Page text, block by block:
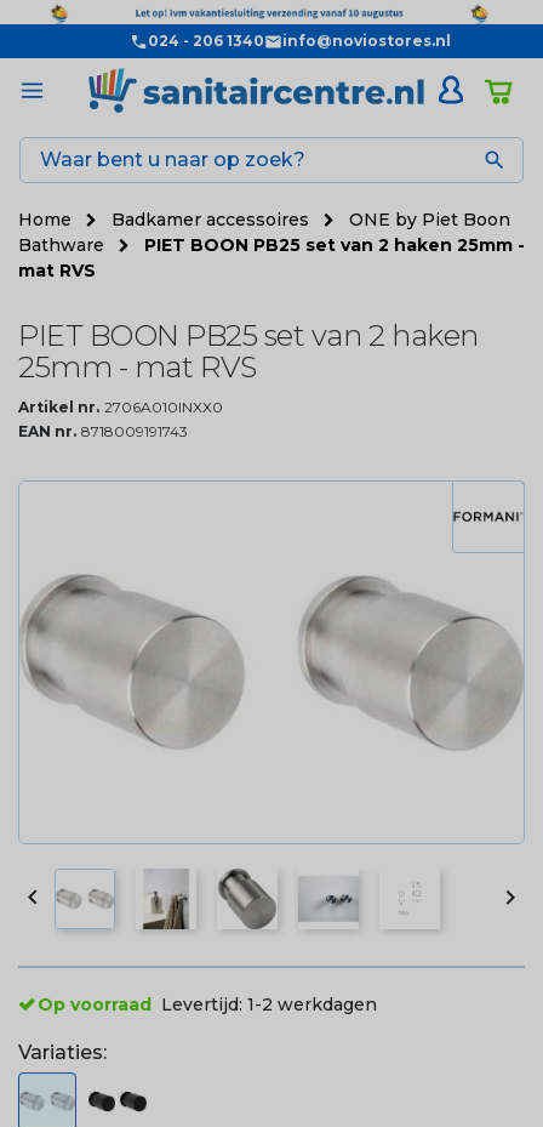
024 - 206 1340 info@noviostores.nl

Home Badkamer accessoires
ONE by Piet Boon
Bathware
PIET BOON PB25 set van 2 haken 25mm -
mat RVS
PIET BOON PB25 set van 2 haken
25mm - mat RVS
Artikel nr. 2706A010INXX0
EAN nr. 8718009191743
 
Op voorraad Levertijd: 1-2 werkdagen
Variaties: